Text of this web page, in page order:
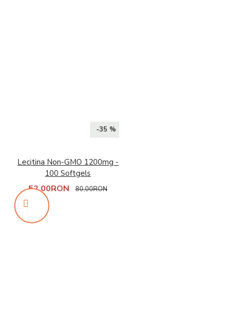
-35 %
Lecitina Non-GMO 1200mg -
100 Softgels
52,00RON 80,00RON